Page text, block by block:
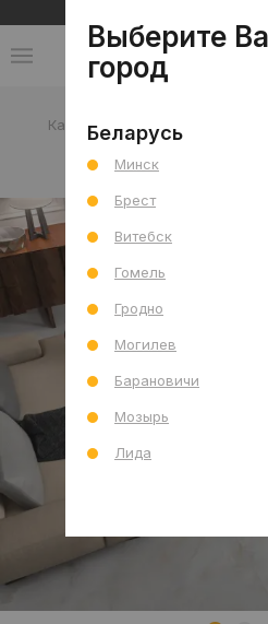
Каталог
коллекция
Выберите
город
Беларусь
Минск
Брест
Витебск
Гомель
Гродно
Могилев
Барановичи
Мозырь
Лида